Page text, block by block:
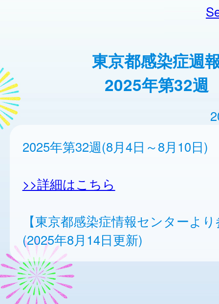
東京都感染症週
2025年第32週
2025年第32週(8月4日～8月10日)
>>詳細はこちら
【東京都感染症情報センターよ
(2025年8月14日更新)